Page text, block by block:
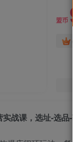
盟币
战课，选址-选品